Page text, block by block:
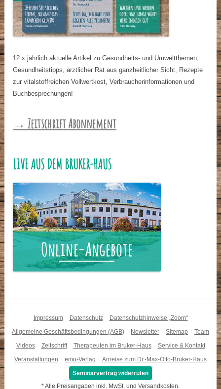
12 x jährlich aktuelle Artikel zu Gesundheits- und Umweltthemen,
Gesundheitstipps, ärztlicher Rat aus ganzheitlicher Sicht, Rezepte
zur vitalstoffreichen Vollwertkost, Verbraucherinformationen und
Buchbesprechungen!
→ Zeitschrift Abonnement
LIVE AUS DEM BRUKER-HAUS
Impressum Datenschutz
Datenschutzhinweise „Zoom“
Allgemeine Geschäftsbedingungen (AGB)
Newsletter Sitemap
Team
Videos
Zeitschrift Therapeuten im Bruker-Haus
Service & Kontakt
Veranstaltungen
emu-Verlag
Anreise zum Dr.-Max-Otto-Bruker-Haus
Seminarvertrag widerrufen
* Alle Preisangaben inkl. MwSt. und Versandkosten.